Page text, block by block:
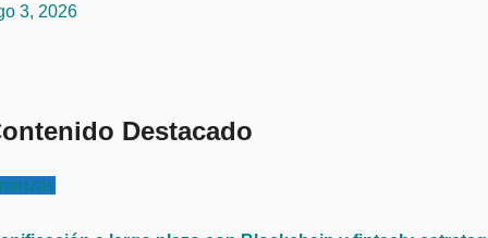
3, 2026
Destacado